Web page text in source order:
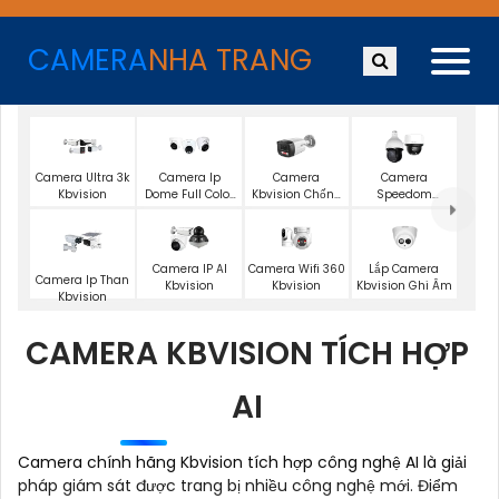
CAMERANHA TRANG
Camera Ultra 3k
Kbvision
Camera Ip
Dome Full Color
Camera
Kbvision Chống
Camera
Speedom
Camera Ip Than
Kbvision
Camera IP AI
Kbvision
Camera Wifi 360
Kbvision
Lắp Camera
Kbvision Ghi Âm
CAMERA KBVISION TÍCH HỢP
AI
Camera chính hãng Kbvision tích hợp công nghệ AI là giải
pháp giám sát được trang bị nhiều công nghệ mới. Điểm